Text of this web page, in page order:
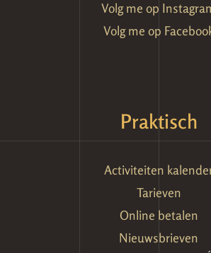
Volg me op
Volg me op
Praktisch
Activiteiten
Tarieven
Online betalen
Nieuwsbrieven